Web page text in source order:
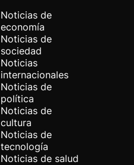
Noticias de
economía
Noticias de
sociedad
Noticias
internacionales
Noticias de
política
Noticias de
cultura
Noticias de
tecnología
Noticias de salud